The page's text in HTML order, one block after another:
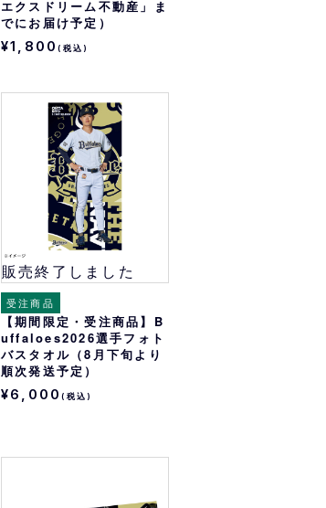
エクスドリーム不動産」ま
でにお届け予定）
¥1,800(税込)
販売終了しました
受注商品
【期間限定・受注商品】B
uffaloes2026選手フォト
バスタオル（8月下旬より
順次発送予定）
¥6,000(税込)